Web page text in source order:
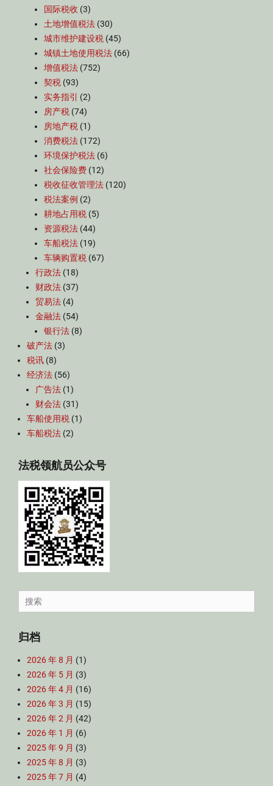
国际税收 (3)
土地增值税法 (30)
城市维护建设税 (45)
城镇土地使用税法 (66)
增值税法 (752)
契税 (93)
实务指引
(2)
房产税 (74)
房地产税 (1)
消费税法 (172)
环境保护税法 (6)
社会保险费 (12)
税收征收管理法 (120)
税法案例 (2)
耕地占用税 (5)
资源税法 (44)
车船税法 (19)
车辆购置税 (67)
行政法 (18)
财政法 (37)
贸易法 (4)
金融法 (54)
银行法 (8)
破产法 (3)
税讯 (8)
经济法 (56)
广告法 (1)
财会法 (31)
车船使用税 (1)
车船税法 (2)
法税领航员公众号
Search
for:
归档
2026 年 8 月 (1)
2026 年 5 月 (3)
2026 年 4 月 (16)
2026 年 3 月 (15)
2026 年 2 月 (42)
2026 年 1 月 (6)
2025 年 9 月 (3)
2025 年 8 月 (3)
2025 年 7 月 (4)